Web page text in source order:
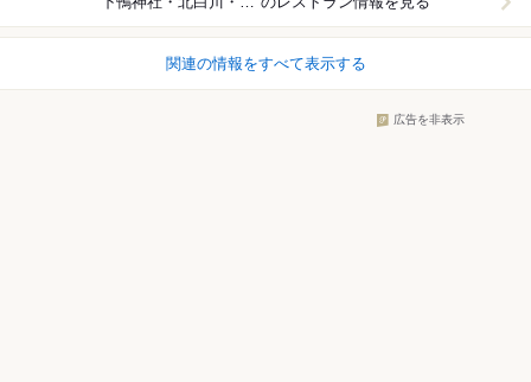
関連の情報をすべて表示する
広告を非表示